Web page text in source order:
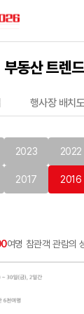
부동산 트렌
행사장 배치도
2023 2022
2017 2016
여명 참관객 관람의